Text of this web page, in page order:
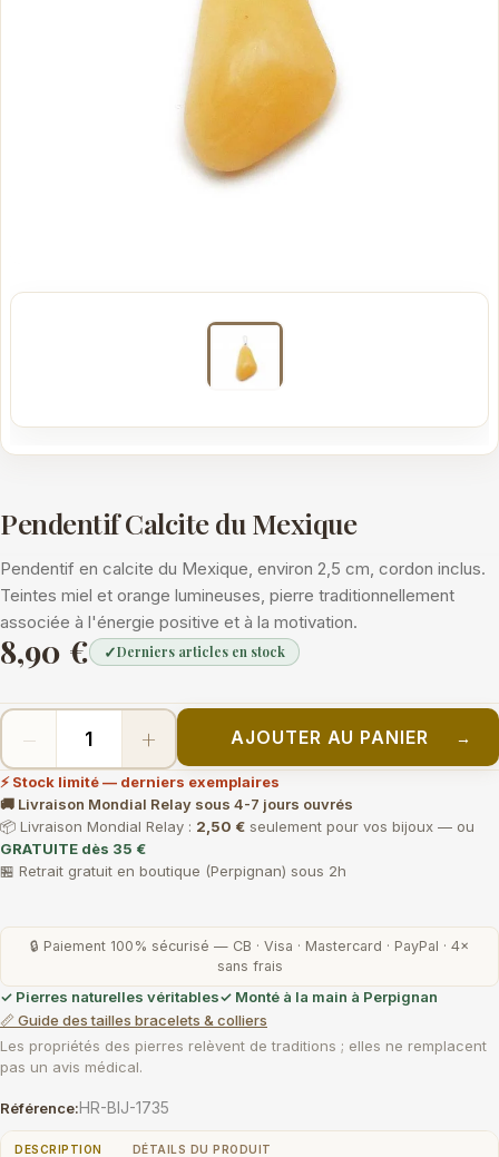
Pendentif Calcite du Mexique
Pendentif en calcite du Mexique, environ 2,5 cm, cordon inclus.
Teintes miel et orange lumineuses, pierre traditionnellement
associée à l'énergie positive et à la motivation.
8,90 € ✓Derniers articles en stock
− + AJOUTER AU PANIER →
⚡ Stock limité — derniers exemplaires
🚚 Livraison Mondial Relay sous 4-7 jours ouvrés
📦 Livraison Mondial Relay : 2,50 € seulement pour vos bijoux — ou
GRATUITE dès 35 €
🏪 Retrait gratuit en boutique (Perpignan) sous 2h
🔒 Paiement 100% sécurisé — CB · Visa · Mastercard · PayPal · 4×
sans frais
✓ Pierres naturelles véritables✓ Monté à la main à Perpignan
📏 Guide des tailles bracelets & colliers
Les propriétés des pierres relèvent de traditions ; elles ne remplacent
pas un avis médical.
Référence:HR-BIJ-1735
DESCRIPTION DÉTAILS DU PRODUIT